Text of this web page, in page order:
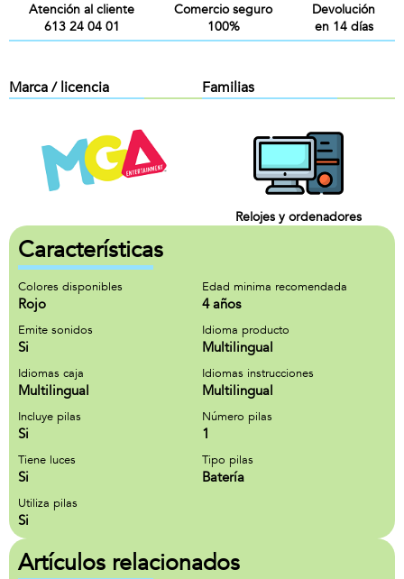
Atención al cliente
613 24 04 01
Comercio seguro
100%
Devolución
en 14 días
Marca / licencia Familias
Relojes y ordenadores
Características
Colores disponibles
Rojo
Edad minima recomendada
4 años
Emite sonidos
Si
Idioma producto
Multilingual
Idiomas caja
Multilingual
Idiomas instrucciones
Multilingual
Incluye pilas
Si
Número pilas
1
Tiene luces
Si
Tipo pilas
Batería
Utiliza pilas
Si
Artículos relacionados